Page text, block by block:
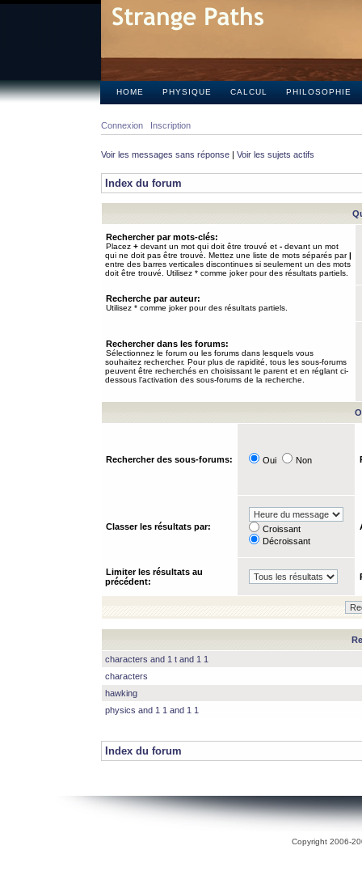
HOME PHYSIQUE CALCUL PHILOSOPHIE
Connexion Inscription
Voir les messages sans réponse | Voir les sujets actifs
Index du forum
Rechercher par mots-clés:
Placez + devant un mot qui doit être trouvé et - devant un mot
qui ne doit pas être trouvé. Mettez une liste de mots séparés par|
entre des barres verticales discontinues si seulement un des mots
doit être trouvé. Utilisez * comme joker pour des résultats partiels.
Recherche par auteur:
Utilisez * comme joker pour des résultats partiels.
Rechercher dans les forums:
Sélectionnez le forum ou les forums dans lesquels vous
souhaitez rechercher. Pour plus de rapidité, tous les sous-forums
peuvent être recherchés en choisissant le parent et en réglant ci-
dessous l’activation des sous-forums de la recherche.
Rechercher des sous-forums: Oui Non
Classer les résultats par:
Croissant
Décroissant
Limiter les résultats au
précédent:
characters and 1 t and 1 1
characters
hawking
physics and 1 1 and 1 1
Index du forum
Copyright 2006-